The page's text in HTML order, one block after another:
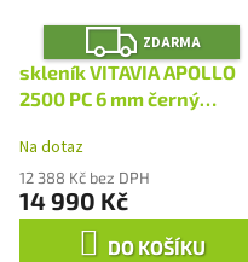
Z
D
A
R
M
ZDARMA
skleník VITAVIA APOLLO
2500 PC 6 mm černý
Na dotaz
12 388 Kč bez DPH
14 990 Kč
DO KOŠÍKU